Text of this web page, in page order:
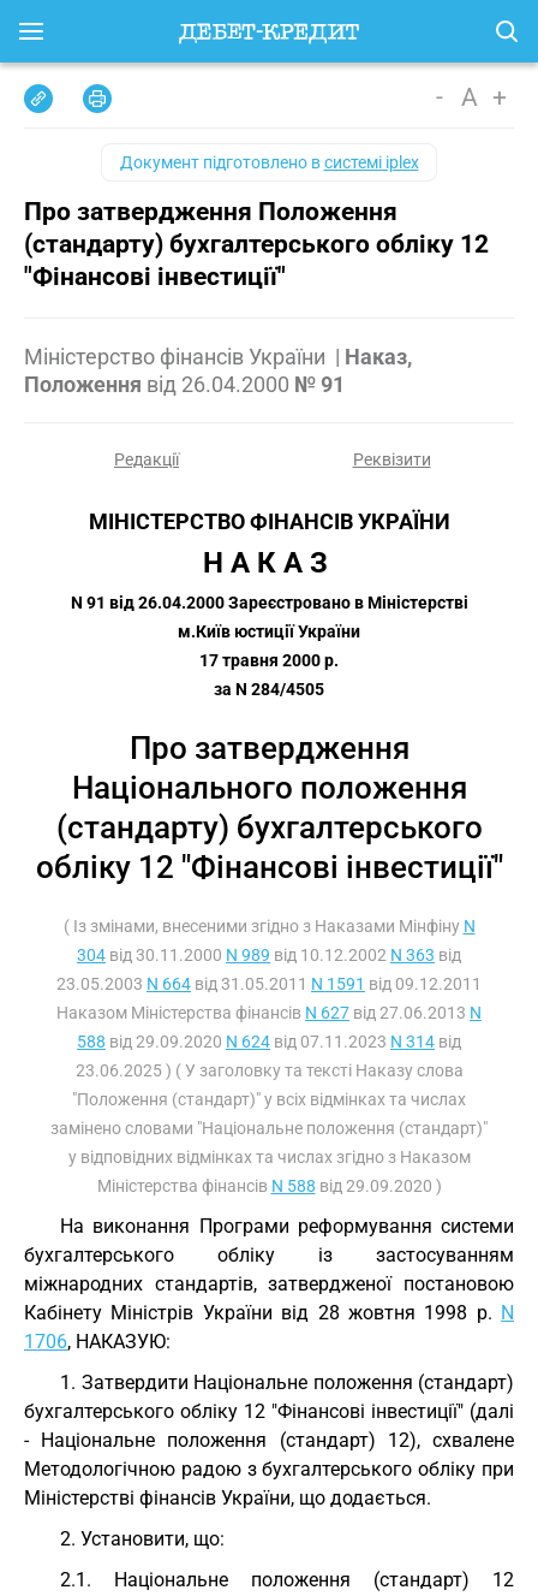
- A +
Документ підготовлено всистемі iplex
Про затвердження Положення
(стандарту) бухгалтерського обліку 12
"Фінансові інвестиції"
Міністерство фінансів України | Наказ,
Положення від 26.04.2000 № 91
Редакції Реквізити
МІНІСТЕРСТВО ФІНАНСІВ УКРАЇНИ
Н А К А З
N 91 від 26.04.2000 Зареєстровано в Міністерстві
м.Київ юстиції України
17 травня 2000 р.
за N 284/4505
Про затвердження
Національного положення
(стандарту) бухгалтерського
обліку 12 "Фінансові інвестиції"
( Із змінами, внесеними згідно з Наказами Мінфіну N
304 від 30.11.2000 N 989 від 10.12.2002 N 363 від
23.05.2003 N 664 від 31.05.2011 N 1591 від 09.12.2011
Наказом Міністерства фінансів N 627 від 27.06.2013 N
588 від 29.09.2020 N 624 від 07.11.2023 N 314 від
23.06.2025 ) ( У заголовку та тексті Наказу слова
"Положення (стандарт)" у всіх відмінках та числах
замінено словами "Національне положення (стандарт)"
у відповідних відмінках та числах згідно з Наказом
Міністерства фінансів N 588 від 29.09.2020 )
На виконання Програми реформування системи
бухгалтерського обліку із застосуванням
міжнародних стандартів, затвердженої постановою
Кабінету Міністрів України від 28 жовтня 1998 р. N
1706, НАКАЗУЮ:
1. Затвердити Національне положення (стандарт)
бухгалтерського обліку 12 "Фінансові інвестиції" (далі
- Національне положення (стандарт) 12), схвалене
Методологічною радою з бухгалтерського обліку при
Міністерстві фінансів України, що додається.
2. Установити, що:
2.1. Національне положення (стандарт) 12